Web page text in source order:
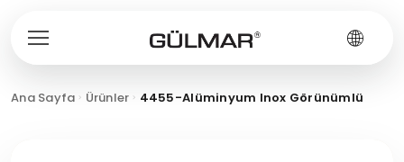
Ana Sayfa Ürünler 4455-Alüminyum Inox Görünümlü